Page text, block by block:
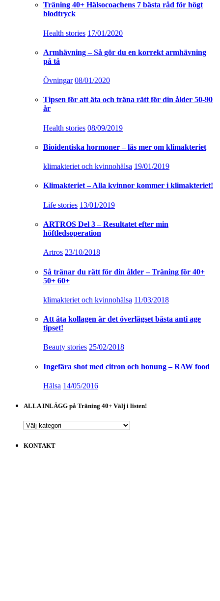
Träning 40+ Hälsocoachens 7 bästa råd för högt
blodtryck
Health stories 17/01/2020
Armhävning – Så gör du en korrekt armhävning
på tå
Övningar 08/01/2020
Tipsen för att äta och träna rätt för din ålder 50-90
år
Health stories 08/09/2019
Bioidentiska hormoner – läs mer om klimakteriet
klimakteriet och kvinnohälsa 19/01/2019
Klimakteriet – Alla kvinnor kommer i klimakteriet!
Life stories 13/01/2019
ARTROS Del 3 – Resultatet efter min
höftledsoperation
Artros 23/10/2018
Så tränar du rätt för din ålder – Träning för 40+
50+ 60+
klimakteriet och kvinnohälsa 11/03/2018
Att äta kollagen är det överlägset bästa anti age
tipset!
Beauty stories 25/02/2018
Ingefära shot med citron och honung – RAW food
Hälsa 14/05/2016
ALLA INLÄGG på Träning 40+ Välj i listen!
ALLA
på
KONTAKT